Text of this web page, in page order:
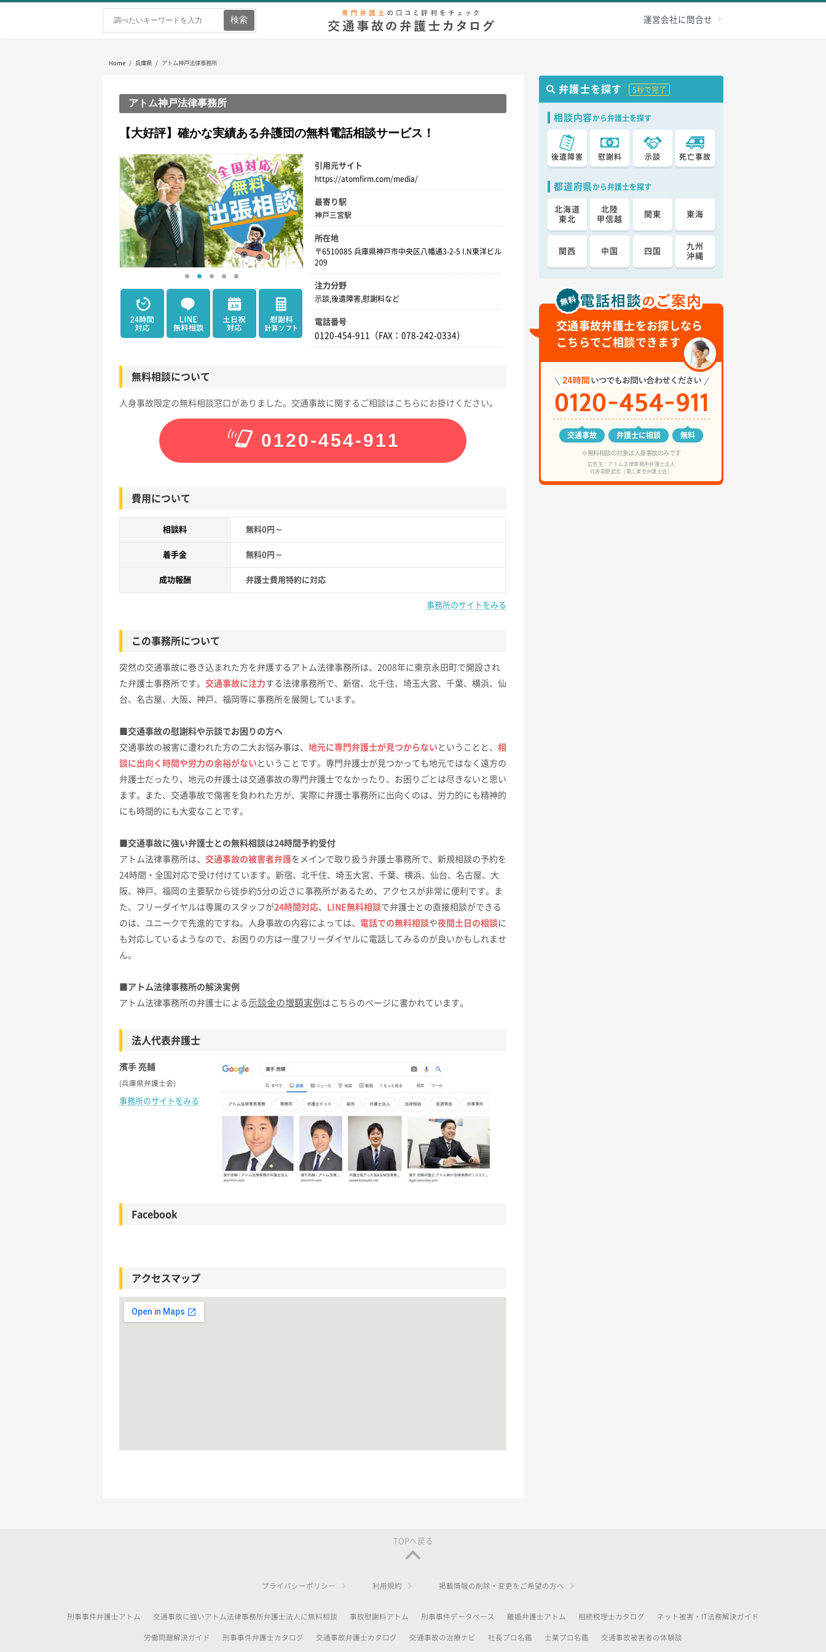
運営会社に問合せ
ホーム 弁護士を探す 弁護士費用 無料相談
Home / 兵庫県 / アトム神戸法律事務所
アトム神戸法律事務所
【大好評】確かな実績ある弁護団の無料電話相談サービス！
引用元サイト
https://atomfirm.com/media/
最寄り駅
神戸三宮駅
所在地
〒6510085 兵庫県神戸市中央区八幡通3-2-5 I.N東洋ビル
209
注力分野
示談,後遺障害,慰謝料など
電話番号
0120-454-911（FAX：078-242-0334）
無料相談について
人身事故限定の無料相談窓口がありました。交通事故に関するご相談はこちらにお掛けください。
0120-454-911
費用について
相談料 無料0円～
着手金 無料0円～
成功報酬 弁護士費用特約に対応
事務所のサイトをみる
この事務所について
突然の交通事故に巻き込まれた方を弁護するアトム法律事務所は、2008年に東京永田町で開設され
た弁護士事務所です。交通事故に注力する法律事務所で、新宿、北千住、埼玉大宮、千葉、横浜、仙
台、名古屋、大阪、神戸、福岡等に事務所を展開しています。
■交通事故の慰謝料や示談でお困りの方へ
交通事故の被害に遭われた方の二大お悩み事は、地元に専門弁護士が見つからない ということと、相
談に出向く時間や労力の余裕がない ということです。専門弁護士が見つかっても地元ではなく遠方の
弁護士だったり、地元の弁護士は交通事故の専門弁護士でなかったり、お困りごとは尽きないと思い
ます。また、交通事故で傷害を負われた方が、実際に弁護士事務所に出向くのは、労力的にも精神的
にも時間的にも大変なことです。
■交通事故に強い弁護士との無料相談は24時間予約受付
アトム法律事務所は、交通事故の被害者弁護をメインで取り扱う弁護士事務所で、新規相談の予約を
24時間・全国対応で受け付けています。新宿、北千住、埼玉大宮、千葉、横浜、仙台、名古屋、大
阪、神戸、福岡の主要駅から徒歩約5分の近さに事務所があるため、アクセスが非常に便利です。ま
た、フリーダイヤルは専属のスタッフが24時間対応、 LINE無料相談で弁護士との直接相談ができる
のは、ユニークで先進的ですね。人身事故の内容によっては、 電話での無料相談や夜間土日の相談に
も対応しているようなので、お困りの方は一度フリーダイヤルに電話してみるのが良いかもしれませ
ん。
■アトム法律事務所の解決実例
アトム法律事務所の弁護士による 示談金の増額実例 はこちらのページに書かれています。
法人代表弁護士
濱手 亮輔
(兵庫県弁護士会)
事務所のサイトをみる
Facebook
アクセスマップ
弁護士を探す 5秒で完了
相談内容から弁護士を探す
後遺障害 慰謝料 示談 死亡事故
都道府県から弁護士を探す
北海道
東北
北陸
甲信越
関東 東海
関西 中国 四国
九州
沖縄
交通事故弁護士をお探しなら
こちらでご相談できます
交通事故 弁護士に相談 無料
※無料相談の対象は人身事故のみです
広告主：アトム法律事務所弁護士法人
代表岡野武志（第二東京弁護士会）
TOPへ戻る
プライバシーポリシー 利用規約 掲載情報の削除・変更をご希望の方へ
刑事事件弁護士アトム 交通事故に強いアトム法律事務所弁護士法人に無料相談 事故慰謝料アトム 刑事事件データベース 離婚弁護士アトム 相続税理士カタログ ネット被害・IT法務解決ガイド
労働問題解決ガイド 刑事事件弁護士カタログ 交通事故弁護士カタログ 交通事故の治療ナビ 社長プロ名鑑 士業プロ名鑑 交通事故被害者の体験談